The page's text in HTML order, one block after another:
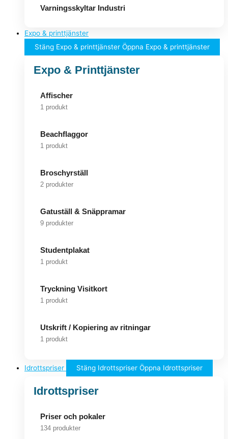
Varningsskyltar Industri
Expo & printtjänster
Stäng Expo & printtjänster Öppna Expo & printtjänster
Expo & Printtjänster
Affischer
1 produkt
Beachflaggor
1 produkt
Broschyrställ
2 produkter
Gatuställ & Snäppramar
9 produkter
Studentplakat
1 produkt
Tryckning Visitkort
1 produkt
Utskrift / Kopiering av ritningar
1 produkt
Idrottspriser Stäng Idrottspriser Öppna Idrottspriser
Idrottspriser
Priser och pokaler
134 produkter